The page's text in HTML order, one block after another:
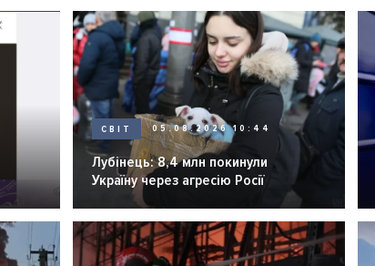
СВІТ 05.08.2026 10:44
Лубінець: 8,4 млн покинули
Україну через агресію Росії